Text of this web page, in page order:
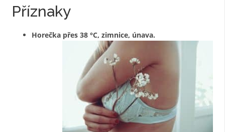
Příznaky
Horečka přes 38 °C, zimnice, únava.